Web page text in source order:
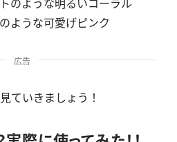
ような可愛げピンク
広告
ていきましょう！